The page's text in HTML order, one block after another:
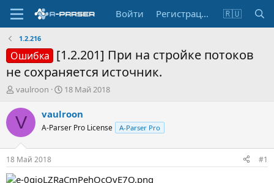
Войти Регистрация 🇷🇺
1.2.216
Ошибка [1.2.201] При на стройке потоков
не сохраняется источник.
А
т
о
т
е
м
ы
vaulroon
Д
т
н
а
л
18 Май 2018
V vaulroon
A-Parser Pro License A-Parser Pro
18 Май 2018 #1